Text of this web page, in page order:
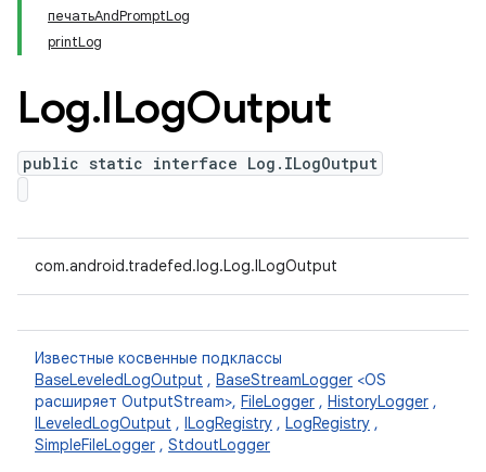
печатьAndPromptLog
printLog
Log.ILogOutput
public static interface Log.ILogOutput
com.android.tradefed.log.Log.ILogOutput
Известные косвенные подклассы
BaseLeveledLogOutput , BaseStreamLogger <OS
расширяет OutputStream>, FileLogger , HistoryLogger ,
ILeveledLogOutput , ILogRegistry , LogRegistry ,
SimpleFileLogger , StdoutLogger